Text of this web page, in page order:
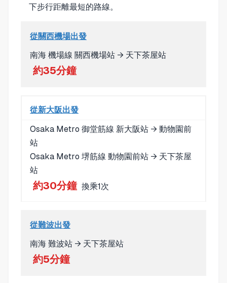
下步行距離最短的路線。
從關西機場出發
南海 機場線 關西機場站 → 天下茶屋站
約35分鐘
從新大阪出發
Osaka Metro 御堂筋線 新大阪站 → 動物園前
站
Osaka Metro 堺筋線 動物園前站 → 天下茶屋
站
約30分鐘 換乘1次
從難波出發
南海 難波站 → 天下茶屋站
約5分鐘